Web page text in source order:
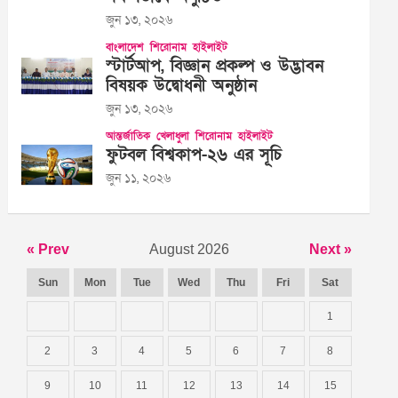
জুন ১৩, ২০২৬
বাংলাদেশ শিরোনাম হাইলাইট
স্টার্টআপ, বিজ্ঞান প্রকল্প ও উদ্ভাবন
বিষয়ক উদ্বোধনী অনুষ্ঠান
জুন ১৩, ২০২৬
আন্তর্জাতিক খেলাধুলা শিরোনাম হাইলাইট
ফুটবল বিশ্বকাপ-২৬ এর সূচি
জুন ১১, ২০২৬
« Prev August 2026 Next »
Sun Mon Tue Wed Thu Fri Sat
1
2 3 4 5 6 7 8
9 10 11 12 13 14 15